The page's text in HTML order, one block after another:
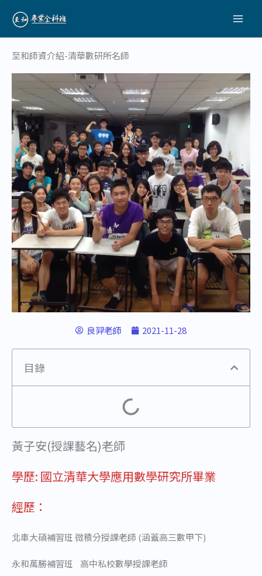
至和師資介紹-清華數研所名師
良羿老師 2021-11-28
目錄
黃子安(授課藝名)老師
學歷: 國立清華大學應用數學研究所畢業
經歷：
北車大碩補習班 微積分授課老師 (涵蓋高三數甲下)
永和萬勝補習班 高中私校數學授課老師